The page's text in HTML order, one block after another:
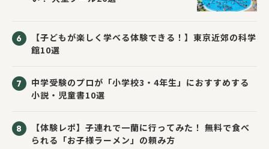
【子どもが楽しく学べる体験できる！】東京近郊の科学
館10選
中学受験のプロが「小学校3・4年生」におすすめする
小説・児童書10選
【体験レポ】子連れで一蘭に行ってみた！ 無料で食べ
られる「お子様ラーメン」の頼み方